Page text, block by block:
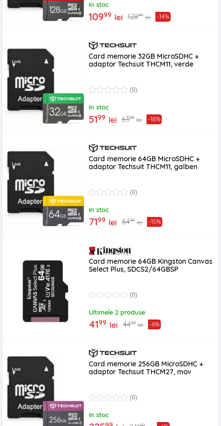
In stoc
10999 lei 12899 lei -14%
Card memorie 32GB MicroSDHC +
adaptor Techsuit THCM11, verde
(0)
In stoc
5199 lei 6399 lei -18%
Card memorie 64GB MicroSDHC +
adaptor Techsuit THCM11, galben
(0)
In stoc
7199 lei 8499 lei -15%
Card memorie 64GB Kingston Canvas
Select Plus, SDCS2/64GBSP
(0)
Ultimele 2 produse
4199 lei 4499 lei -6%
Card memorie 256GB MicroSDHC +
adaptor Techsuit THCM27, mov
(0)
In stoc